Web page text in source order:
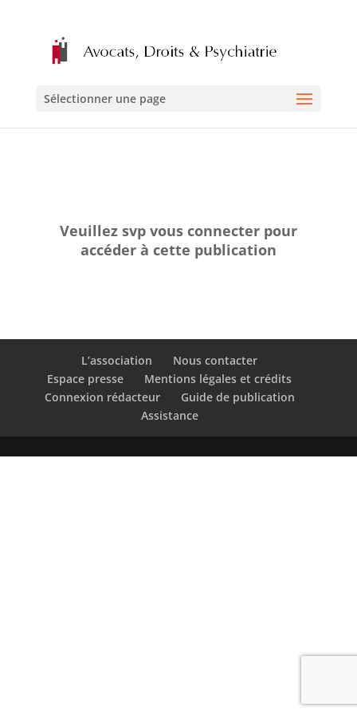
Sélectionner une page
Veuillez svp vous connecter pour
accéder à cette publication
L’association
Nous contacter
Espace presse
Mentions légales et crédits
Connexion rédacteur
Guide de publication
Assistance